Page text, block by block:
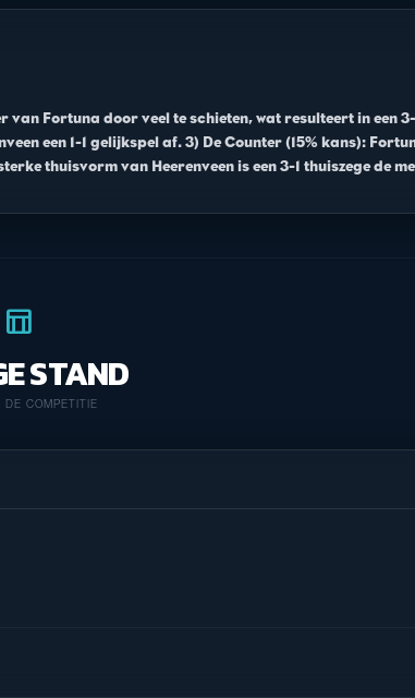
Fortuna door veel te schieten, wat resulteert in een
een 1-1 gelijkspel af. 3) De Counter (15% kans):
thuisvorm van Heerenveen is een 3-1 thuiszege de
table_chart
STAND
DE COMPETITIE